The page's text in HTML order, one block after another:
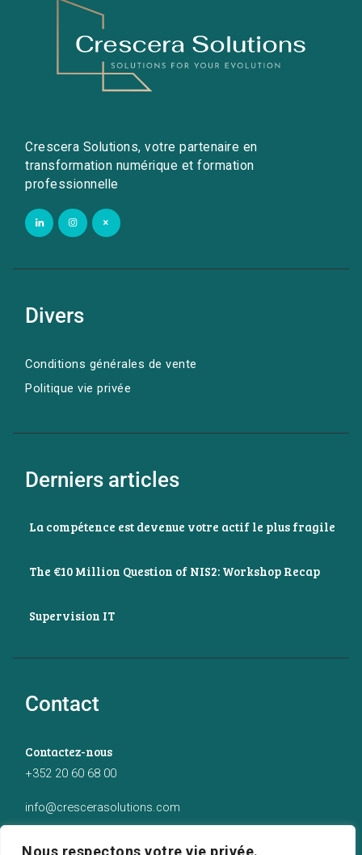
Nous respectons votre vie privée.
Crescera Solutions, votre partenaire en
transformation numérique et formation
professionnelle
Divers
Conditions générales de vente
Politique vie privée
Derniers articles
La compétence est devenue votre actif le plus fragile
The €10 Million Question of NIS2: Workshop Recap
Supervision IT
Contact
Contactez-nous
+352 20 60 68 00
info@crescerasolutions.com